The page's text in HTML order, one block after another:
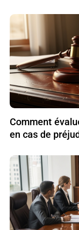
Comment
en cas de